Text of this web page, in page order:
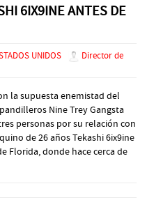
6IX9INE ANTES DE
UNIDOS
Director de
la supuesta enemistad del
Nine Trey Gangsta
personas por su relación con
de 26 años Tekashi 6ix9ine
Florida, donde hace cerca de